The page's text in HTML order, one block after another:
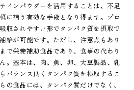
インパウダーを活用することは、不足
に補う有効な手段となり得ます。プロ
収されやすい形でタンパク質を摂取で
給が可能です。ただし、注意点もあり
で栄養補助食品であり、食事の代わり
。基本は、肉、魚、卵、大豆製品、乳
バランス良くタンパク質を摂取するこ
の食品には、タンパク質だけでなく、